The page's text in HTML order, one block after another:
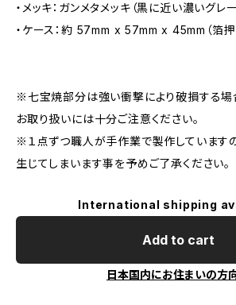
・メッキ：ガンメタメッキ（黒に近い濃いグレー
・ケース：約 57mm x 57mm x 45mm（箔押
※七宝焼部分は強い衝撃により破損する場
お取り扱いには十分ご注意ください。
※１点ずつ職人が手作業で製作しています
生じてしまいます事を予めご了承ください。
International shipping
Add to cart
日本国内にお住まいの方